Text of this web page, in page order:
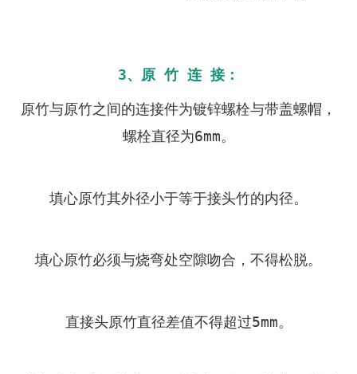
3、原 竹 连 接：
原竹与原竹之间的连接件为镀锌螺栓与带盖螺帽，
螺栓直径为6mm。
填心原竹其外径小于等于接头竹的内径。
填心原竹必须与烧弯处空隙吻合，不得松脱。
直接头原竹直径差值不得超过5mm。